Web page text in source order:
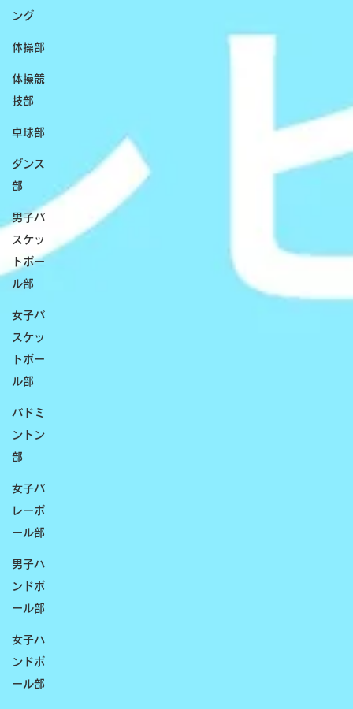
ング
体操部
体操競
技部
卓球部
ダンス
部
男子バ
スケッ
トボー
ル部
女子バ
スケッ
トボー
ル部
バドミ
ントン
部
女子バ
レーボ
ール部
男子ハ
ンドボ
ール部
女子ハ
ンドボ
ール部